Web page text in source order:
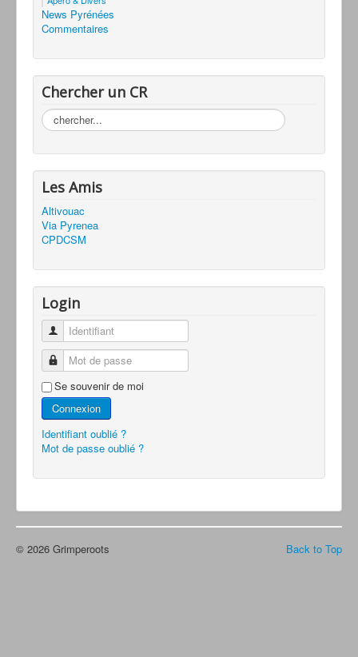
News Pyrénées
Commentaires
Chercher un CR
Rechercher
Les Amis
Altivouac
Via Pyrenea
CPDCSM
Login
Identifiant
Mot de passe
Se souvenir de moi
Connexion
Identifiant oublié ?
Mot de passe oublié ?
Back to Top
© 2026 Grimperoots